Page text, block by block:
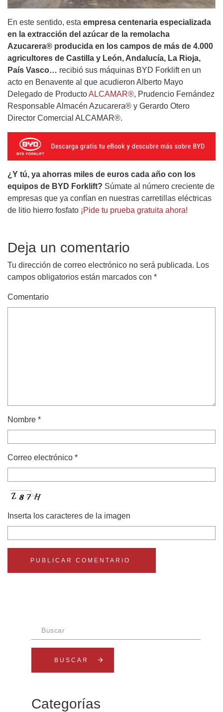
En este sentido, esta empresa centenaria especializada
en la extracción del azúcar de la remolacha
Azucarera® producida en los campos de más de 4.000
agricultores de Castilla y León, Andalucía, La Rioja,
País Vasco… recibió sus máquinas BYD Forklift en un
acto en Benavente al que acudieron Alberto Mayo
Delegado de ProductoALCAMAR®, Prudencio Fernández
Responsable Almacén Azucarera® y Gerardo Otero
Director Comercial ALCAMAR®.
¿Y tú, ya ahorras miles de euros cada año con los
equipos de BYD Forklift? Súmate al número creciente de
empresas que ya confían en nuestras carretillas eléctricas
de litio hierro fosfato ¡Pide tu prueba gratuita ahora!
Deja un comentario
Tu dirección de correo electrónico no será publicada. Los
campos obligatorios están marcados con *
Comentario
Nombre *
Correo electrónico *
Inserta los caracteres de la imagen
Buscar
arrow_forward
Categorías